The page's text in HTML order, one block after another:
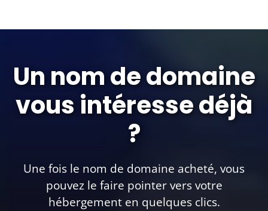
Un nom de domaine
vous intéresse déjà
?
Une fois le nom de domaine acheté, vous
pouvez le faire pointer vers votre
hébergement en quelques clics.